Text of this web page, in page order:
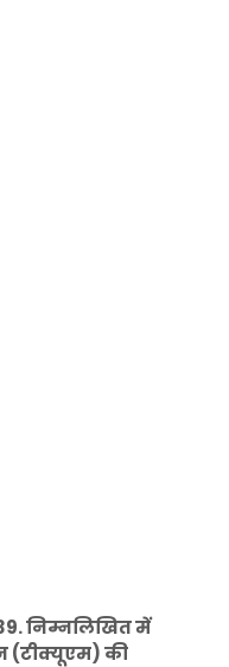
निम्नलिखित में
(टीक्यूएम) की